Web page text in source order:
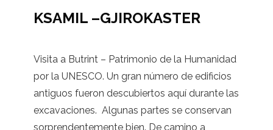
KSAMIL –GJIROKASTER
Visita a Butrint – Patrimonio de la Humanidad
por la UNESCO. Un gran número de edificios
antiguos fueron descubiertos aquí durante las
excavaciones. Algunas partes se conservan
sorprendentemente bien. De camino a